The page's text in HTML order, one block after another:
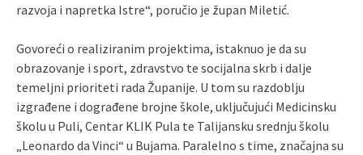
razvoja i napretka Istre“, poručio je župan Miletić.
Govoreći o realiziranim projektima, istaknuo je da su
obrazovanje i sport, zdravstvo te socijalna skrb i dalje
temeljni prioriteti rada Županije. U tom su razdoblju
izgrađene i dograđene brojne škole, uključujući Medicinsku
školu u Puli, Centar KLIK Pula te Talijansku srednju školu
„Leonardo da Vinci“ u Bujama. Paralelno s time, značajna su